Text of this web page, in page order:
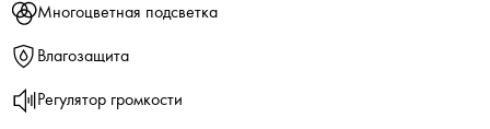
Многоцветная подсветка
Влагозащита
Регулятор громкости